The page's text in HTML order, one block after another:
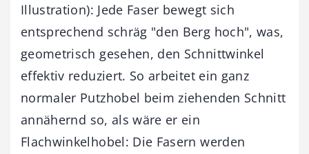
Illustration): Jede Faser bewegt sich
entsprechend schräg "den Berg hoch", was,
geometrisch gesehen, den Schnittwinkel
effektiv reduziert. So arbeitet ein ganz
normaler Putzhobel beim ziehenden Schnitt
annähernd so, als wäre er ein
Flachwinkelhobel: Die Fasern werden